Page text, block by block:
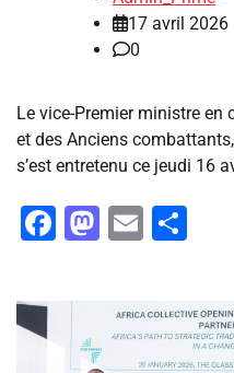
17 avril 2026
0
Le vice-Premier ministre en
et des Anciens
s’est entretenu ce jeudi 16
Facebook
Email